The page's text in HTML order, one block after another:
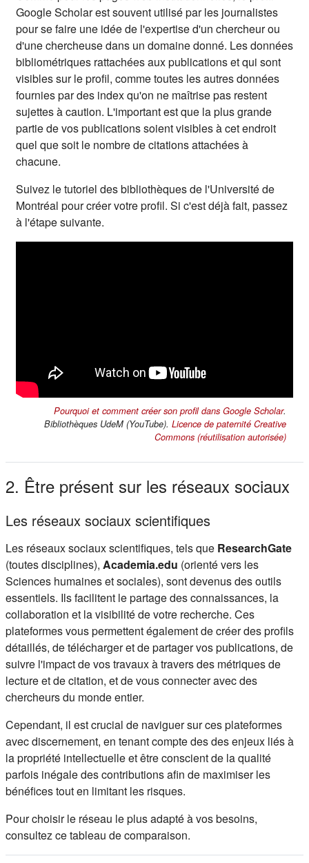
Google Scholar est souvent utilisé par les journalistes
pour se faire une idée de l'expertise d'un chercheur ou
d'une chercheuse dans un domaine donné. Les données
bibliométriques rattachées aux publications et qui sont
visibles sur le profil, comme toutes les autres données
fournies par des index qu'on ne maîtrise pas restent
sujettes à caution. L'important est que la plus grande
partie de vos publications soient visibles à cet endroit
quel que soit le nombre de citations attachées à
chacune.
Suivez le tutoriel des bibliothèques de l'Université de
Montréal pour créer votre profil. Si c'est déjà fait, passez
à l'étape suivante.
Pourquoi et comment créer son profil dans Google Scholar.
Bibliothèques UdeM (YouTube). Licence de paternité Creative
Commons (réutilisation autorisée)
2. Être présent sur les réseaux sociaux
Les réseaux sociaux scientifiques
Les réseaux sociaux scientifiques, tels que ResearchGate
(toutes disciplines), Academia.edu (orienté vers les
Sciences humaines et sociales), sont devenus des outils
essentiels. Ils facilitent le partage des connaissances, la
collaboration et la visibilité de votre recherche. Ces
plateformes vous permettent également de créer des profils
détaillés, de télécharger et de partager vos publications, de
suivre l'impact de vos travaux à travers des métriques de
lecture et de citation, et de vous connecter avec des
chercheurs du monde entier.
Cependant, il est crucial de naviguer sur ces plateformes
avec discernement, en tenant compte des des enjeux liés à
la propriété intellectuelle et être conscient de la qualité
parfois inégale des contributions afin de maximiser les
bénéfices tout en limitant les risques.
Pour choisir le réseau le plus adapté à vos besoins,
consultez ce tableau de comparaison.